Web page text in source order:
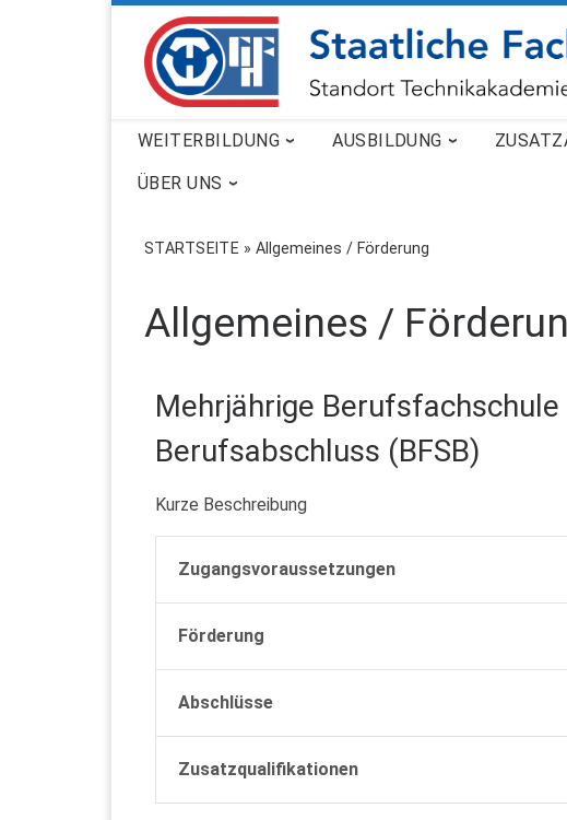
ZUM INHALT SPRINGEN
WEITERBILDUNG AUSBILDUNG
ÜBER UNS
STARTSEITE » Allgemeines / Förderung
Allgemeines /
Mehrjährige
Berufsabschluss (BFSB)
Kurze Beschreibung
Zugangsvoraussetzungen
Förderung
Abschlüsse
Zusatzqualifikationen